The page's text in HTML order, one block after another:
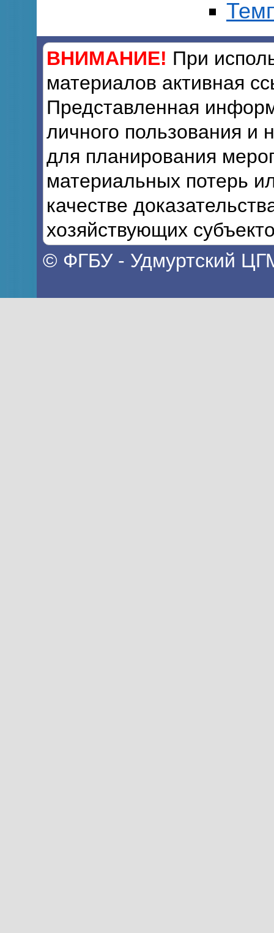
ВНИМАНИЕ! При
материалов активная
Представленная
личного пользования и
для планирования
материальных потерь
качестве
хозяйствующих
© ФГБУ - Удмуртский